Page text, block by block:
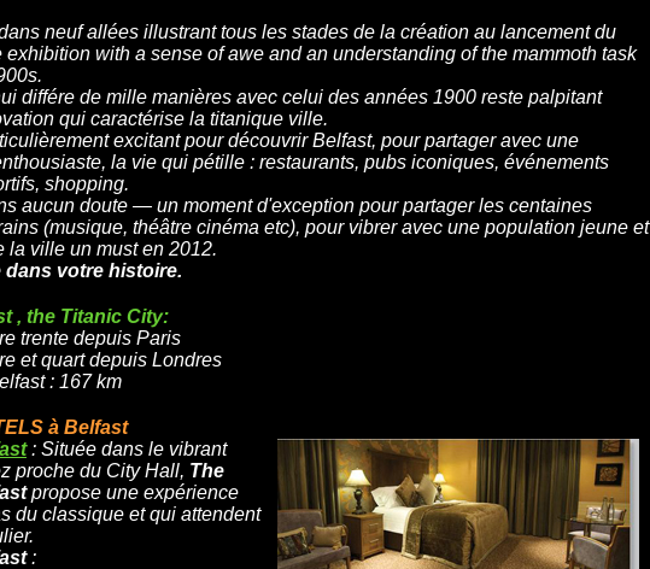
neuf allées illustrant tous les stades de la création au lancement du
with a sense of awe and an understanding of the mammoth task
différe de mille manières avec celui des années 1900 reste palpitant
qui caractérise la titanique ville.
excitant pour découvrir Belfast, pour partager avec une
la vie qui pétille : restaurants, pubs iconiques, événements
shopping.
aucun doute — un moment d'exception pour partager les centaines
(musique, théâtre cinéma etc), pour vibrer avec une population jeune et
la ville un must en 2012.
dans votre histoire.
, the Titanic City:
trente depuis Paris
et quart depuis Londres
: 167 km
à Belfast
: Située dans le vibrant
proche du City Hall, The
propose une expérience
du classique et qui attendent
: